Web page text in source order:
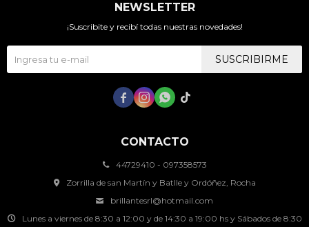
CONTACTO
44729410 - 097358573
Zorrilla de san Martín y Batlle y Ordóñez, Rocha
brillantesrl@hotmail.com
Lunes a viernes de 8:30 a 12:00 y de 14:30 a 19:00 hs y Sábados de 8:30
NEWSLETTER
¡Suscribite y recibí todas nuestras novedades!
SUSCRIBIRME
   